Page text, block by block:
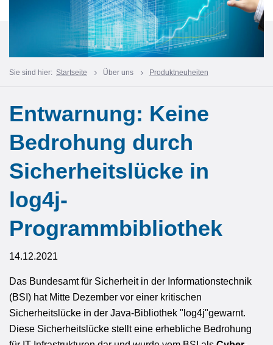
Sie sind hier: Startseite Über uns Produktneuheiten
Entwarnung: Keine
Bedrohung durch
Sicherheitslücke in
log4j-
Programmbibliothek
14.12.2021
Das Bundesamt für Sicherheit in der Informationstechnik
(BSI) hat Mitte Dezember vor einer kritischen
Sicherheitslücke in der Java-Bibliothek "log4j"gewarnt.
Diese Sicherheitslücke stellt eine erhebliche Bedrohung